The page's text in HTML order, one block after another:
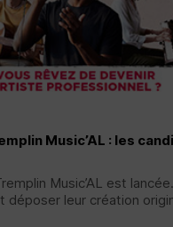
Music’AL : les
Music’AL est
déposer leur création